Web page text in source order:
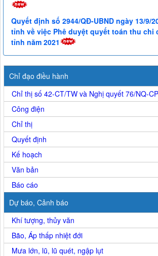
Quyết định số 2944/QĐ-UBND ngày 13/9/
tỉnh về việc Phê duyệt quyết toán thu chi
tỉnh năm 2021
Chỉ đạo điều hành
Chỉ thị số 42-CT/TW và Nghị quyết 76/NQ-CP
Công điện
Chỉ thị
Quyết định
Kế hoạch
Văn bản
Báo cáo
Dự báo, Cảnh báo
Khí tượng, thủy văn
Bão, Áp thấp nhiệt đới
Mưa lớn, lũ, lũ quét, ngập lụt